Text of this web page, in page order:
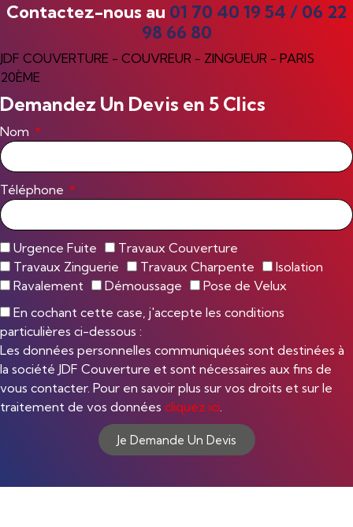
Contactez-nous au 01 70 40 19 54 / 06 22
98 66 80
JDF COUVERTURE - COUVREUR - ZINGUEUR - PARIS
20ÈME
Demandez Un Devis en 5 Clics
Nom
Téléphone
Urgence Fuite
Travaux Couverture
Travaux Zinguerie
Travaux Charpente
Isolation
Ravalement
Démoussage
Pose de Velux
En cochant cette case, j'accepte les conditions
particulières ci-dessous :
Les données personnelles communiquées sont destinées à
la société JDF Couverture et sont nécessaires aux fins de
vous contacter. Pour en savoir plus sur vos droits et sur le
traitement de vos données cliquez ici.
Je Demande Un Devis